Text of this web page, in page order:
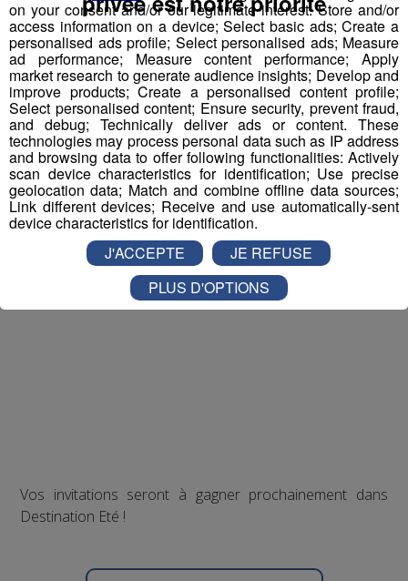
et la personne de votre choix pourWALIBI RHONE
ALPES!
Nathan est allé tester pour vous Verticalp Émosson,
dans la Vallée du Trient:
Vos invitations seront à gagner prochainement dans
Destination Eté !
on your consent and/or our legitimate interest: Store and/or
access information on a device; Select basic ads; Create a
personalised ads profile; Select personalised ads; Measure
ad performance; Measure content performance; Apply
market research to generate audience insights; Develop and
improve products; Create a personalised content profile;
Select personalised content; Ensure security, prevent fraud,
and debug; Technically deliver ads or content. These
technologies may process personal data such as IP address
and browsing data to offer following functionalities: Actively
scan device characteristics for identification; Use precise
geolocation data; Match and combine offline data sources;
Link different devices; Receive and use automatically-sent
device characteristics for identification.
J'ACCEPTE
JE REFUSE
PLUS D'OPTIONS